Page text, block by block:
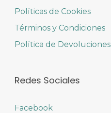
Políticas de Cookies
Términos y Condiciones
Política de Devoluciones
Redes Sociales
Facebook